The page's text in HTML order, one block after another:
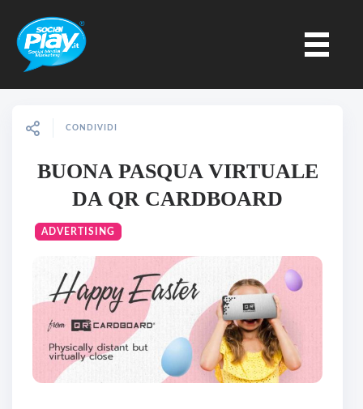
CONDIVIDI
BUONA PASQUA VIRTUALE
DA QR CARDBOARD
ADVERTISING